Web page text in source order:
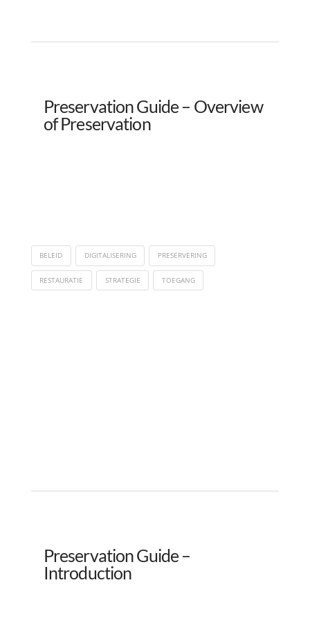
Preservation Guide – Overview
of Preservation
BELEID DIGITALISERING PRESERVERING
RESTAURATIE STRATEGIE TOEGANG
Preservation Guide –
Introduction